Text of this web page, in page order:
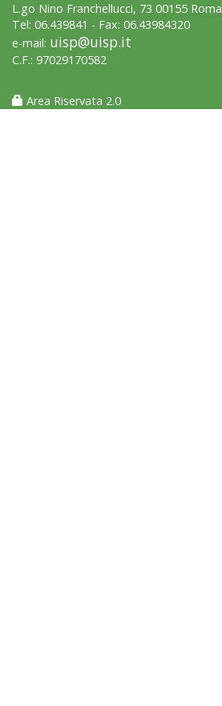
L.go Nino Franchellucci, 73 00155 Roma
Tel: 06.439841 - Fax: 06.43984320
e-mail: uisp@uisp.it
C.F.: 97029170582
Area Riservata 2.0